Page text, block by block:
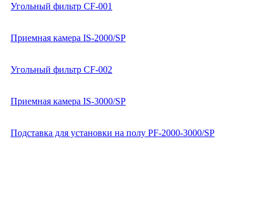
Угольный фильтр CF-001
Приемная камера IS-2000/SP
Угольный фильтр CF-002
Приемная камера IS-3000/SP
Подставка для установки на полу PF-2000-3000/SP